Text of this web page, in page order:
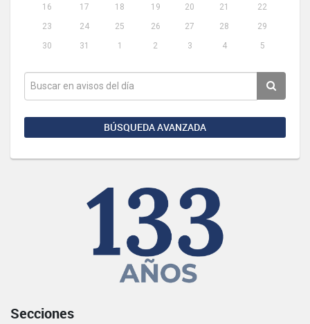
16
17 18 19 20 21
22
23
24 25 26 27 28
29
30
31 1 2 3 4 5
BÚSQUEDA AVANZADA
Secciones